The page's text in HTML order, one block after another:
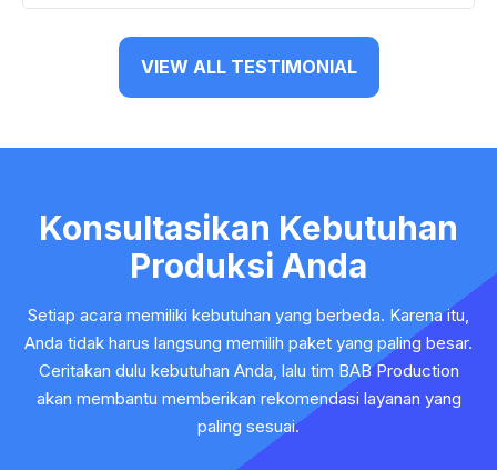
VIEW ALL TESTIMONIAL
Konsultasikan Kebutuhan
Produksi Anda
Setiap acara memiliki kebutuhan yang berbeda. Karena itu,
Anda tidak harus langsung memilih paket yang paling besar.
Ceritakan dulu kebutuhan Anda, lalu tim BAB Production
akan membantu memberikan rekomendasi layanan yang
paling sesuai.